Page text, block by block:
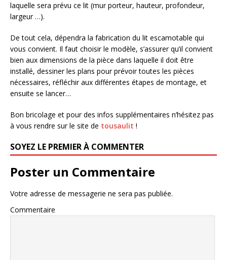
laquelle sera prévu ce lit (mur porteur, hauteur, profondeur,
largeur …).
De tout cela, dépendra la fabrication du lit escamotable qui
vous convient. Il faut choisir le modèle, s’assurer qu’il convient
bien aux dimensions de la pièce dans laquelle il doit être
installé, dessiner les plans pour prévoir toutes les pièces
nécessaires, réfléchir aux différentes étapes de montage, et
ensuite se lancer…
Bon bricolage et pour des infos supplémentaires n’hésitez pas
à vous rendre sur le site de tousaulit !
SOYEZ LE PREMIER À COMMENTER
Poster un Commentaire
Votre adresse de messagerie ne sera pas publiée.
Commentaire